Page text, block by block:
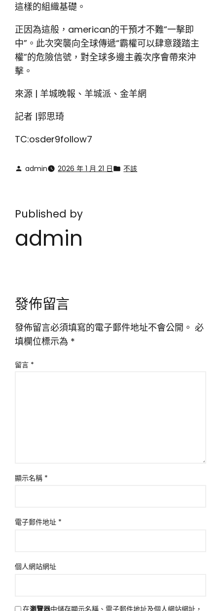
這樣的組織基礎。
正因為這般，american的干預才不難“一擊即
中”。此次突襲向全球傳遞“霸權可以肆意踐踏主
權”的危險信號，對全球多邊主義次序會帶來沖
擊。
來源 | 羊城晚報、羊城派、金羊網
記者 |郭思琦
TC:osder9follow7
admin 2026 年 1 月 21 日 不該
Published by
admin
發佈留言
發佈留言必須填寫的電子郵件地址不會公開。 必
填欄位標示為 *
留言 *
顯示名稱 *
電子郵件地址 *
個人網站網址